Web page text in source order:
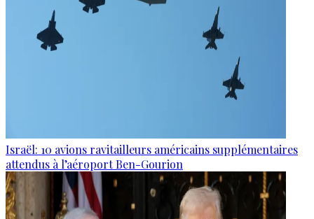
Israël: 10 avions ravitailleurs américains supplémentaires
attendus à l’aéroport Ben-Gourion